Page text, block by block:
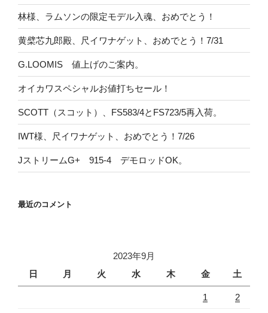
林様、ラムソンの限定モデル入魂、おめでとう！
黄檗芯九郎殿、尺イワナゲット、おめでとう！7/31
G.LOOMIS 値上げのご案内。
オイカワスペシャルお値打ちセール！
SCOTT（スコット）、FS583/4とFS723/5再入荷。
IWT様、尺イワナゲット、おめでとう！7/26
JストリームG+ 915-4 デモロッドOK。
最近のコメント
2023年9月
日
月 火 水 木 金 土
1 2